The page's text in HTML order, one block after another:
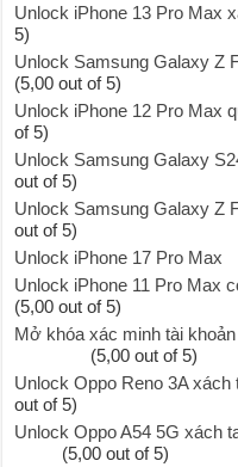
Unlock iPhone 13 Pro Max
5)
Unlock Samsung Galaxy Z
(5,00 out of 5)
Unlock iPhone 12 Pro Max
of 5)
Unlock Samsung Galaxy
out of 5)
Unlock Samsung Galaxy Z
out of 5)
Unlock iPhone 17 Pro Max
Unlock iPhone 11 Pro Max
(5,00 out of 5)
Mở khóa xác minh tài
(5,00 out of 5)
Unlock Oppo Reno 3A xách
out of 5)
Unlock Oppo A54 5G xách
(5,00 out of 5)